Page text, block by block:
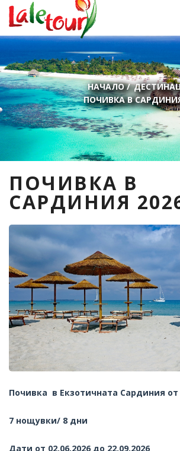
НАЧАЛО/
ПОЧИВКА В
ПОЧИВКА В
САРДИНИЯ
Почивка в Екзотичната Сардиния
7 нощувки/ 8 дни
Дати от 02.06.2026 до 22.09.2026